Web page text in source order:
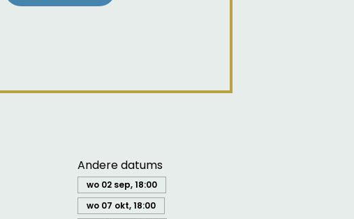
Andere datums
wo 02 sep, 18:00
wo 07 okt, 18:00